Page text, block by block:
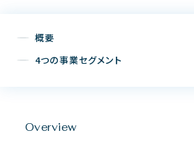
概要
4つの事業セグメント
Overview